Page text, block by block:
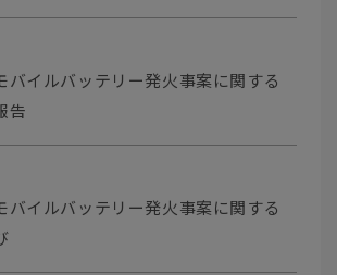
バイルバッテリー発火事案に関する
告
バイルバッテリー発火事案に関する